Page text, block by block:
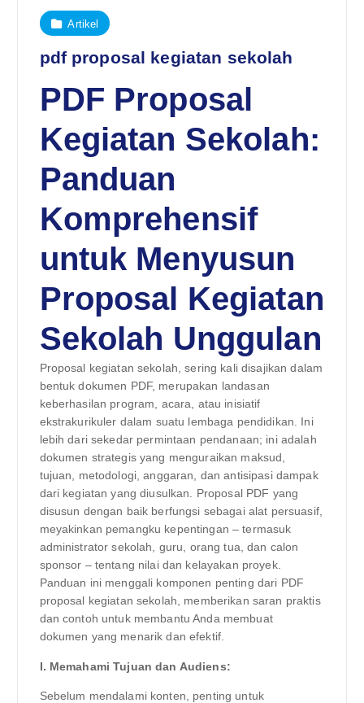
Artikel
pdf proposal kegiatan sekolah
PDF Proposal
Kegiatan Sekolah:
Panduan
Komprehensif
untuk Menyusun
Proposal Kegiatan
Sekolah Unggulan
Proposal kegiatan sekolah, sering kali disajikan dalam
bentuk dokumen PDF, merupakan landasan
keberhasilan program, acara, atau inisiatif
ekstrakurikuler dalam suatu lembaga pendidikan. Ini
lebih dari sekedar permintaan pendanaan; ini adalah
dokumen strategis yang menguraikan maksud,
tujuan, metodologi, anggaran, dan antisipasi dampak
dari kegiatan yang diusulkan. Proposal PDF yang
disusun dengan baik berfungsi sebagai alat persuasif,
meyakinkan pemangku kepentingan – termasuk
administrator sekolah, guru, orang tua, dan calon
sponsor – tentang nilai dan kelayakan proyek.
Panduan ini menggali komponen penting dari PDF
proposal kegiatan sekolah, memberikan saran praktis
dan contoh untuk membantu Anda membuat
dokumen yang menarik dan efektif.
I. Memahami Tujuan dan Audiens:
Sebelum mendalami konten, penting untuk